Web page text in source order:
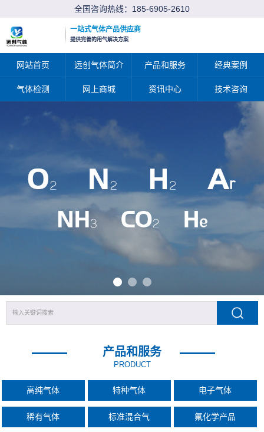
全国咨询热线： 185-6905-2610
一站式气体产品供应商
提供完善的用气解决方案
网站首页 远创气体简介 产品和服务 经典案例
气体检测 网上商城 资讯中心 技术咨询
产品和服务
PRODUCT
高纯气体 特种气体 电子气体
稀有气体 标准混合气 氟化学产品